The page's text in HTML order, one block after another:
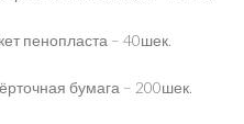
пенопласта – 40шек.
бумага – 200шек.